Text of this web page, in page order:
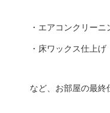
・エアコンクリーニ
・床ワックス仕上げ
など、お部屋の最終